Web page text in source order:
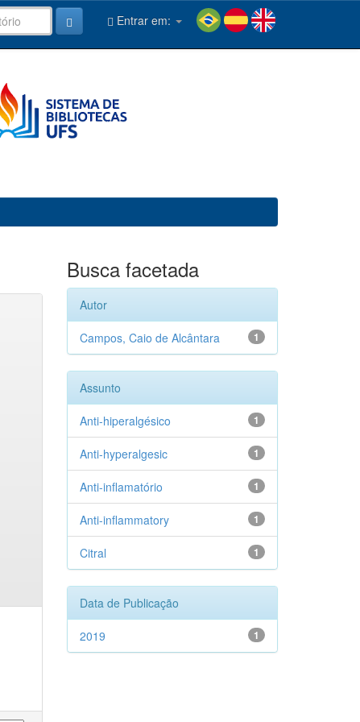
Entrar em:
Busca facetada
Autor
1
Campos, Caio de Alcântara
Assunto
1
Anti-hiperalgésico
1
Anti-hyperalgesic
1
Anti-inflamatório
1
Anti-inflammatory
1
Citral
Data de Publicação
1
2019